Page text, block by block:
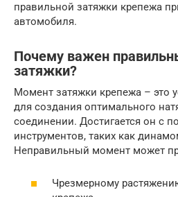
правильной затяжки крепежа
автомобиля.
Почему важен
затяжки?
Момент затяжки крепежа – это
для создания оптимального
соединении. Достигается он с
инструментов, таких как
Неправильный момент может
Чрезмерному